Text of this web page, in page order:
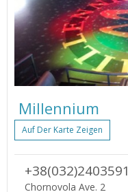
Millennium
Auf Der Karte Zeigen
+38(032)2403591
Chornovola Ave. 2